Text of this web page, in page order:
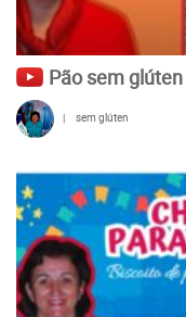
Pão sem glúten
| sem glúten